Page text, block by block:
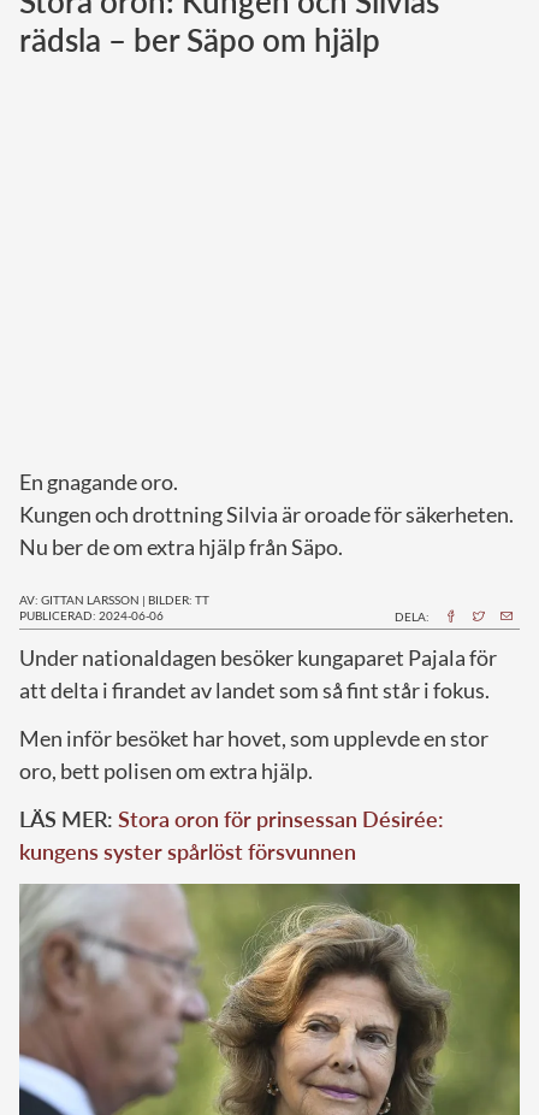
Norska kungahuset
rädsla – ber Säpo om hjälp
En gnagande oro.
Kungen och drottning Silvia är oroade för säkerheten.
Nu ber de om extra hjälp från Säpo.
AV: GITTAN LARSSON | BILDER: TT
PUBLICERAD: 2024-06-06
DELA:
Under nationaldagen besöker kungaparet Pajala för
att delta i firandet av landet som så fint står i fokus.
Men inför besöket har hovet, som upplevde en stor
oro, bett polisen om extra hjälp.
LÄS MER: Stora oron för prinsessan Désirée:
kungens syster spårlöst försvunnen